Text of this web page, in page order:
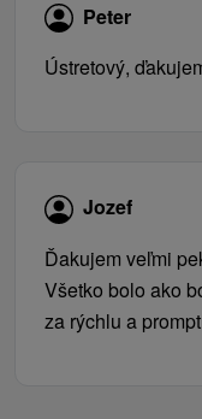
Peter
Ústretový,
Jozef
Ďakujem veľmi
Všetko bolo ako
za rýchlu a